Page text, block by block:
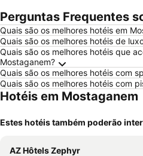
Perguntas Frequentes
Quais são os melhores hotéis em
Quais são os melhores hotéis de
Quais são os melhores hotéis que
Mostaganem?
Quais são os melhores hotéis com
Quais são os melhores hotéis com
Hotéis em Mostaganem
Estes hotéis também poderão
AZ Hôtels Zephyr